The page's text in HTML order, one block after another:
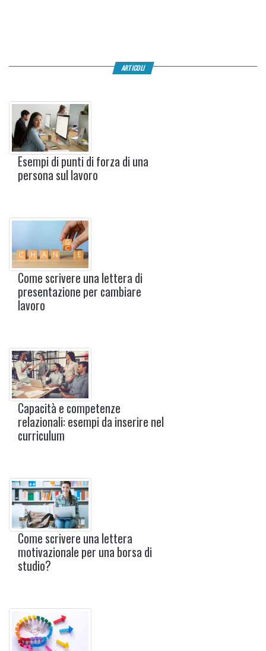
ARTICOLI
Esempi di punti di forza di una
persona sul lavoro
Come scrivere una lettera di
presentazione per cambiare
lavoro
Capacità e competenze
relazionali: esempi da inserire nel
curriculum
Come scrivere una lettera
motivazionale per una borsa di
studio?